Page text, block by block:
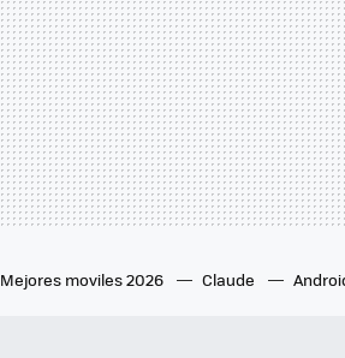
Mejores moviles 2026 Claude